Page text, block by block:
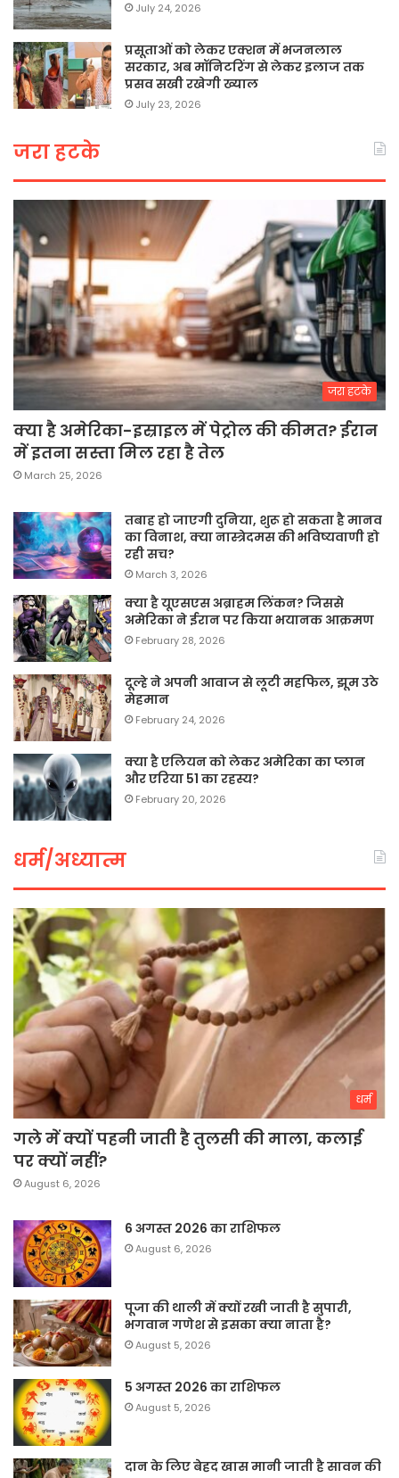
July 24, 2026
प्रसूताओं को लेकर एक्शन में भजनलाल
सरकार, अब मॉनिटरिंग से लेकर इलाज तक
प्रसव सखी रखेगी ख्याल
July 23, 2026
जरा हटके
जरा हटके
क्या है अमेरिका-इस्राइल में पेट्रोल की कीमत? ईरान
में इतना सस्ता मिल रहा है तेल
March 25, 2026
तबाह हो जाएगी दुनिया, शुरू हो सकता है मानव
का विनाश, क्या नास्त्रेदमस की भविष्यवाणी हो
रही सच?
March 3, 2026
क्या है यूएसएस अब्राहम लिंकन? जिससे
अमेरिका ने ईरान पर किया भयानक आक्रमण
February 28, 2026
दूल्हे ने अपनी आवाज से लूटी महफिल, झूम उठे
मेहमान
February 24, 2026
क्या है एलियन को लेकर अमेरिका का प्लान
और एरिया 51 का रहस्य?
February 20, 2026
धर्म/अध्यात्म
धर्म
गले में क्यों पहनी जाती है तुलसी की माला, कलाई
पर क्यों नहीं?
August 6, 2026
6 अगस्त 2026 का राशिफल
August 6, 2026
पूजा की थाली में क्यों रखी जाती है सुपारी,
भगवान गणेश से इसका क्या नाता है?
August 5, 2026
5 अगस्त 2026 का राशिफल
August 5, 2026
दान के लिए बेहद खास मानी जाती है सावन की